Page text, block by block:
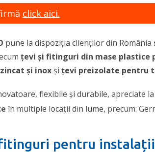
click aici.
pune la dispoziția clienților din România
țevi și fitinguri din mase
și inox și țevi preizolate pentru
flexibile și durabile, apreciate
în multiple locații din lume, precum:
fitinguri pentru instalații